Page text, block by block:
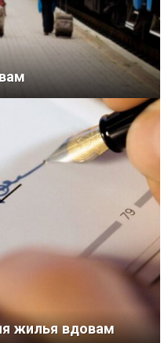
жилья вдовам